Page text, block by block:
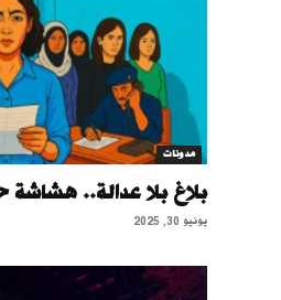
مدونات
بلاغ بلا عدالة.. هشاشة
يونيو 30, 2025